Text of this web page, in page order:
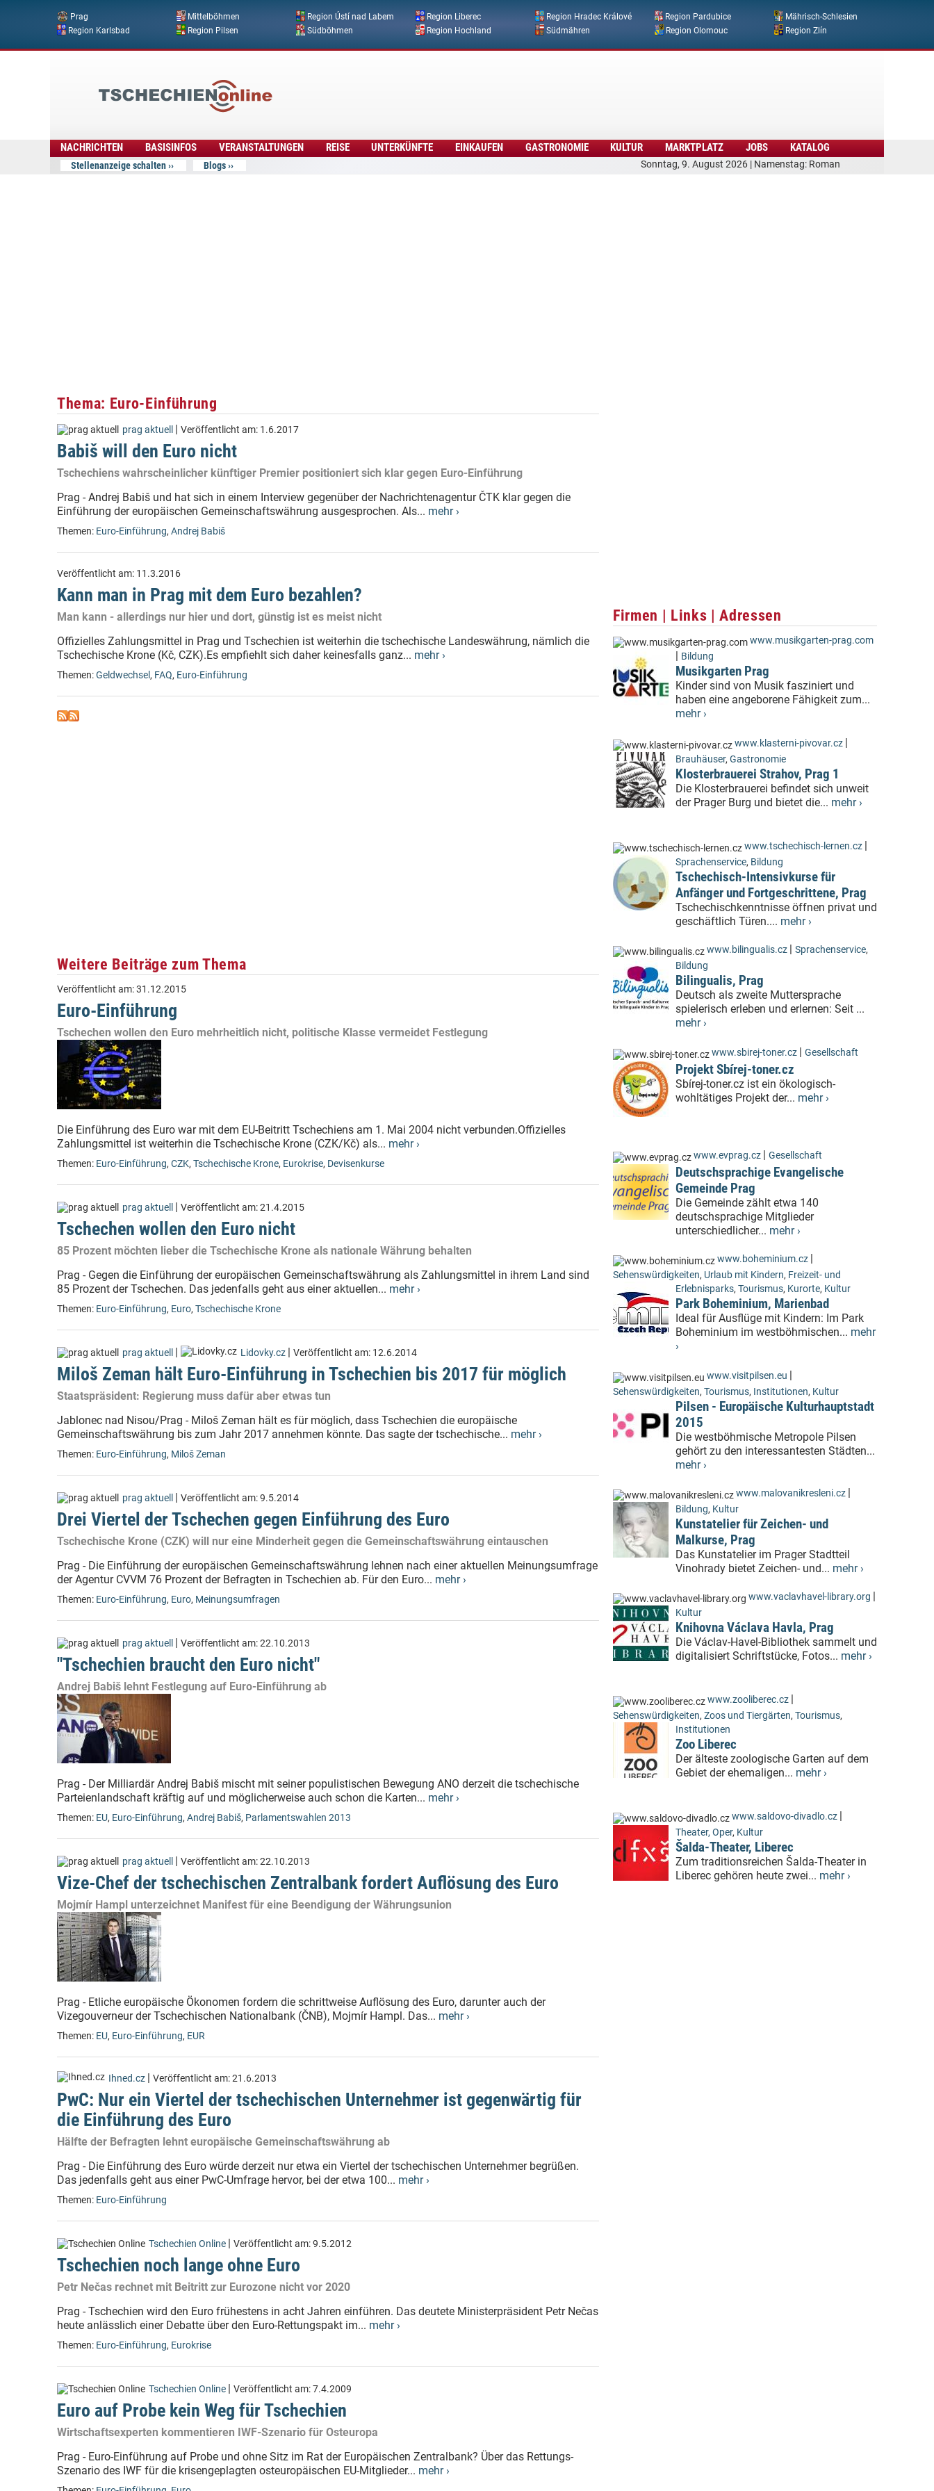
Direkt zum Inhalt
Prag Mittelböhmen Region Ústí nad Labem Region Liberec Region Hradec Králové Region Pardubice
Mährisch-Schlesien
Region Karlsbad
Region Pilsen Südböhmen Region Hochland Südmähren Region Olomouc Region Zlín
Sonntag, 9. August 2026 | Namenstag: Roman
Online
NACHRICHTEN BASISINFOS VERANSTALTUNGEN REISE UNTERKÜNFTE EINKAUFEN GASTRONOMIE KULTUR MARKTPLATZ JOBS KATALOG
Stellenanzeige schalten Blogs
Thema: Euro-Einführung
prag aktuell | Veröffentlicht am: 1.6.2017
Babiš will den Euro nicht
Tschechiens wahrscheinlicher künftiger Premier positioniert sich klar gegen Euro-Einführung
Prag - Andrej Babiš und hat sich in einem Interview gegenüber der Nachrichtenagentur ČTK klar gegen die
Einführung der europäischen Gemeinschaftswährung ausgesprochen. Als... mehr ›
Themen: Euro-Einführung, Andrej Babiš
Veröffentlicht am: 11.3.2016
Kann man in Prag mit dem Euro bezahlen?
Man kann - allerdings nur hier und dort, günstig ist es meist nicht
Offizielles Zahlungsmittel in Prag und Tschechien ist weiterhin die tschechische Landeswährung, nämlich die
Tschechische Krone (Kč, CZK).Es empfiehlt sich daher keinesfalls ganz... mehr ›
Themen:Geldwechsel, FAQ, Euro-Einführung
Weitere Beiträge zum Thema
Veröffentlicht am:31.12.2015
Euro-Einführung
Tschechen wollen den Euro mehrheitlich nicht, politische Klasse vermeidet Festlegung
Die Einführung des Euro war mit dem EU-Beitritt Tschechiens am 1. Mai 2004 nicht verbunden.Offizielles
Zahlungsmittel ist weiterhin die Tschechische Krone (CZK/Kč) als... mehr ›
Themen: Euro-Einführung, CZK, Tschechische Krone, Eurokrise, Devisenkurse
prag aktuell | Veröffentlicht am:21.4.2015
Tschechen wollen den Euro nicht
85 Prozent möchten lieber die Tschechische Krone als nationale Währung behalten
Prag - Gegen die Einführung der europäischen Gemeinschaftswährung als Zahlungsmittel in ihrem Land sind
85 Prozent der Tschechen. Das jedenfalls geht aus einer aktuellen... mehr ›
Themen: Euro-Einführung, Euro, Tschechische Krone
prag aktuell | Lidovky.cz | Veröffentlicht am: 12.6.2014
Miloš Zeman hält Euro-Einführung in Tschechien bis 2017 für möglich
Staatspräsident: Regierung muss dafür aber etwas tun
Jablonec nad Nisou/Prag - Miloš Zeman hält es für möglich, dass Tschechien die europäische
Gemeinschaftswährung bis zum Jahr 2017 annehmen könnte. Das sagte der tschechische... mehr ›
Themen: Euro-Einführung, Miloš Zeman
prag aktuell | Veröffentlicht am:9.5.2014
Drei Viertel der Tschechen gegen Einführung des Euro
Tschechische Krone (CZK) will nur eine Minderheit gegen die Gemeinschaftswährung eintauschen
Prag - Die Einführung der europäischen Gemeinschaftswährung lehnen nach einer aktuellen Meinungsumfrage
der Agentur CVVM 76 Prozent der Befragten in Tschechien ab. Für den Euro... mehr ›
Themen: Euro-Einführung, Euro, Meinungsumfragen
prag aktuell | Veröffentlicht am:22.10.2013
"Tschechien braucht den Euro nicht"
Andrej Babiš lehnt Festlegung auf Euro-Einführung ab
Prag - Der Milliardär Andrej Babiš mischt mit seiner populistischen Bewegung ANO derzeit die tschechische
Parteienlandschaft kräftig auf und möglicherweise auch schon die Karten... mehr ›
Themen: EU, Euro-Einführung, Andrej Babiš, Parlamentswahlen 2013
prag aktuell | Veröffentlicht am:22.10.2013
Vize-Chef der tschechischen Zentralbank fordert Auflösung des Euro
Mojmír Hampl unterzeichnet Manifest für eine Beendigung der Währungsunion
Prag - Etliche europäische Ökonomen fordern die schrittweise Auflösung des Euro, darunter auch der
Vizegouverneur der Tschechischen Nationalbank (ČNB), Mojmír Hampl. Das... mehr ›
Themen: EU, Euro-Einführung, EUR
Ihned.cz | Veröffentlicht am:21.6.2013
PwC: Nur ein Viertel der tschechischen Unternehmer ist gegenwärtig für
die Einführung des Euro
Hälfte der Befragten lehnt europäische Gemeinschaftswährung ab
Prag - Die Einführung des Euro würde derzeit nur etwa ein Viertel der tschechischen Unternehmer begrüßen.
Das jedenfalls geht aus einer PwC-Umfrage hervor, bei der etwa 100... mehr ›
Themen: Euro-Einführung
Tschechien Online | Veröffentlicht am:9.5.2012
Tschechien noch lange ohne Euro
Petr Nečas rechnet mit Beitritt zur Eurozone nicht vor 2020
Prag - Tschechien wird den Euro frühestens in acht Jahren einführen. Das deutete Ministerpräsident Petr Nečas
heute anlässlich einer Debatte über den Euro-Rettungspakt im... mehr ›
Themen: Euro-Einführung, Eurokrise
Tschechien Online | Veröffentlicht am:7.4.2009
Euro auf Probe kein Weg für Tschechien
Wirtschaftsexperten kommentieren IWF-Szenario für Osteuropa
Prag - Euro-Einführung auf Probe und ohne Sitz im Rat der Europäischen Zentralbank? Über das Rettungs-
Szenario des IWF für die krisengeplagten osteuropäischen EU-Mitglieder... mehr ›
Firmen | Links | Adressen
www.musikgarten-prag.com
| Bildung
Musikgarten Prag
Kinder sind von Musik fasziniert und
haben eine angeborene Fähigkeit zum...
mehr ›
www.klasterni-pivovar.cz |
Brauhäuser, Gastronomie
Klosterbrauerei Strahov, Prag 1
Die Klosterbrauerei befindet sich unweit
der Prager Burg und bietet die... mehr ›
www.tschechisch-lernen.cz |
Sprachenservice, Bildung
Tschechisch-Intensivkurse für
Anfänger und Fortgeschrittene, Prag
Tschechischkenntnisse öffnen privat und
geschäftlich Türen.... mehr ›
www.bilingualis.cz | Sprachenservice,
Bildung
Bilingualis, Prag
Deutsch als zweite Muttersprache
spielerisch erleben und erlernen: Seit ...
mehr ›
www.sbirej-toner.cz | Gesellschaft
Projekt Sbírej-toner.cz
Sbírej-toner.cz ist ein ökologisch-
wohltätiges Projekt der... mehr ›
www.evprag.cz | Gesellschaft
Deutschsprachige Evangelische
Gemeinde Prag
Die Gemeinde zählt etwa 140
deutschsprachige Mitglieder
unterschiedlicher... mehr ›
www.boheminium.cz |
Sehenswürdigkeiten, Urlaub mit Kindern, Freizeit- und
Erlebnisparks, Tourismus, Kurorte, Kultur
Park Boheminium, Marienbad
Ideal für Ausflüge mit Kindern: Im Park
Boheminium im westböhmischen... mehr
›
www.visitpilsen.eu |
Sehenswürdigkeiten, Tourismus, Institutionen, Kultur
Pilsen - Europäische Kulturhauptstadt
2015
Die westböhmische Metropole Pilsen
gehört zu den interessantesten Städten...
mehr ›
www.malovanikresleni.cz |
Bildung, Kultur
Kunstatelier für Zeichen- und
Malkurse, Prag
Das Kunstatelier im Prager Stadtteil
Vinohrady bietet Zeichen- und... mehr ›
www.vaclavhavel-library.org |
Kultur
Knihovna Václava Havla, Prag
Die Václav-Havel-Bibliothek sammelt und
digitalisiert Schriftstücke, Fotos... mehr ›
www.zooliberec.cz |
Sehenswürdigkeiten, Zoos und Tiergärten, Tourismus,
Institutionen
Zoo Liberec
Der älteste zoologische Garten auf dem
Gebiet der ehemaligen... mehr ›
www.saldovo-divadlo.cz |
Theater, Oper, Kultur
Šalda-Theater, Liberec
Zum traditionsreichen Šalda-Theater in
Liberec gehören heute zwei... mehr ›